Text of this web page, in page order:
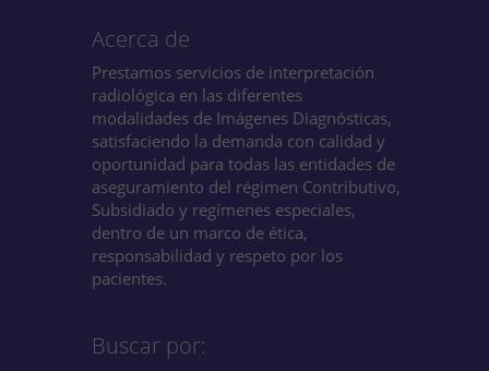
Acerca de
Prestamos servicios de interpretación
radiológica en las diferentes
modalidades de Imágenes Diagnósticas,
satisfaciendo la demanda con calidad y
oportunidad para todas las entidades de
aseguramiento del régimen Contributivo,
Subsidiado y regímenes especiales,
dentro de un marco de ética,
responsabilidad y respeto por los
pacientes.
Buscar por: